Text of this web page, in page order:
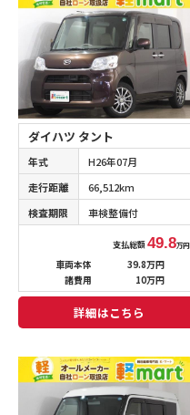
ダイハツ タント
年式
H26年07月
走行距離
66,512km
検査期限
車検整備付
支払総額49.8万円
車両本体
39.8万円
諸費用
10万円
詳細はこちら